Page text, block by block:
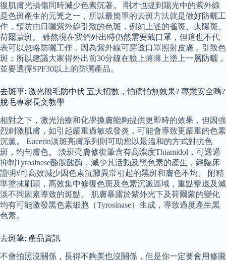
復肌膚光損傷同時減少色素沉著。 剛才也提到陽光中的紫外線
是色斑產生的元兇之一，所以最簡單的去斑方法就是做好防曬工
作，預防由日曬紫外線引致的色斑，例如上述的雀斑、太陽斑、
荷爾蒙斑。 雖然現在我們外出時仍然需要戴口罩，但這也不代
表可以忽略防曬工作，因為紫外線可穿透口罩照射皮膚，引致色
斑；所以建議大家得外出前30分鐘在臉上薄薄上塗上一層防曬，
並要選擇SPF30以上的防曬產品。
去斑筆: 激光脫毛防中伏 五大招數，怕痛怕無效果? 專業安全嗎?
脫毛專家長文教學
相對之下，激光治療和化學換膚能夠提供更即時的效果，但因強
烈刺激肌膚，如引起嚴重過敏或發炎，可能會導致更嚴重的色素
沉澱。 Eucerin淡斑亮膚系列則可助您以最溫和的方式對抗色
斑，均勻膚色。 淡斑亮膚修復筆含有高濃度Thiamidol，可透過
抑制Tyrosinase酪胺酸酶，減少其活動及黑色素的產生，經臨床
證明#可高效減少因色素沉澱異常引起的黑斑和膚色不均。 附精
準塗抹刷頭，高效集中修復色斑及色素沉澱區域，重點擊退及減
淡不同因素導致的斑點。 肌膚暴露於紫外光下及荷爾蒙的變化
均有可能激發黑色素細胞（Tyrosinase）生成，導致過度產生黑
色素。
去斑筆: 產品資訊
不會拍照沒關係，長得不夠美也沒關係，但是你一定要會用修圖